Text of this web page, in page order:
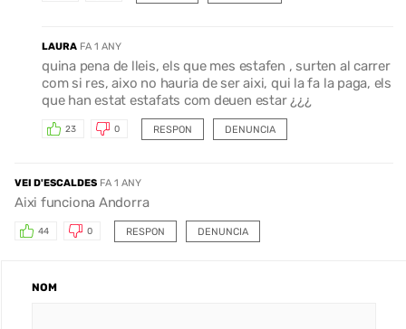
LAURA FA 1 ANY
quina pena de lleis, els que mes estafen , surten al carrer
com si res, aixo no hauria de ser aixi, qui la fa la paga, els
que han estat estafats com deuen estar ¿¿¿
RESPON
23 0 DENUNCIA
VEI D'ESCALDES FA 1 ANY
Aixi funciona Andorra
RESPON
44 0 DENUNCIA
NOM